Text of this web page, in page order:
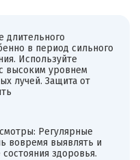
длительного
в период сильного
Используйте
высоким уровнем
лучей. Защита от
Регулярные
вовремя выявлять и
здоровья.